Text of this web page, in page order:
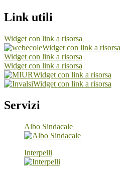
Link utili
Widget con link a risorsa
Widget con link a risorsa
Widget con link a risorsa
Widget con link a risorsa
Widget con link a risorsa
Widget con link a risorsa
Servizi
Albo Sindacale
Interpelli